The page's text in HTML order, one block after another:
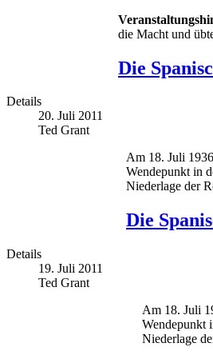
die Macht und
Die
Details
20. Juli 2011
Ted Grant
Am 18. Juli
Wendepunkt in
Niederlage der
Die
Details
19. Juli 2011
Ted Grant
Am 18. Juli
Wendepunkt
Niederlage